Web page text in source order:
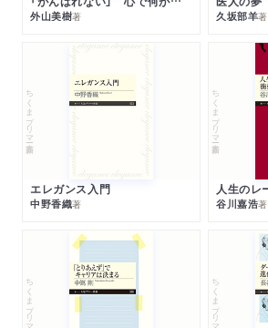
外山美樹著 久坂部羊著
ちくまプリマー新書
エレガンス入門
中野香織著
ちくまプリマー新書
谷川嘉浩著
ちくまプリマー新書 ちくまプリマー新書